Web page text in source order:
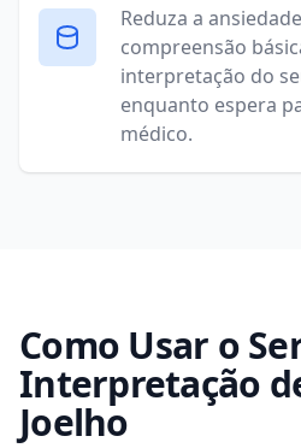
Reduza a
compreensão
interpretação do
enquanto espera
médico.
Como Usar o
Interpretação
Joelho